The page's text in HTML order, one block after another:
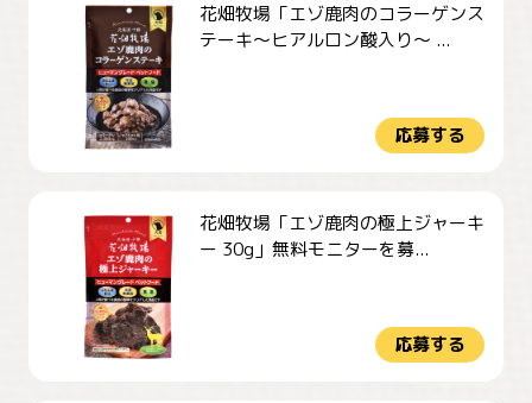
花畑牧場「エゾ鹿肉のコラーゲンス
テーキ～ヒアルロン酸入り～ ...
応募する
花畑牧場「エゾ鹿肉の極上ジャーキ
ー 30g」無料モニターを募...
応募する